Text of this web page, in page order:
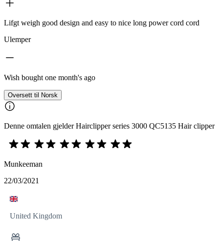
Lifgt weigh good design and easy to nice long power cord cord
Ulemper
Wish bought one month's ago
Oversett til Norsk
Denne omtalen gjelder Hairclipper series 3000 QC5135 Hair clipper
Munkeeman
22/03/2021
United Kingdom